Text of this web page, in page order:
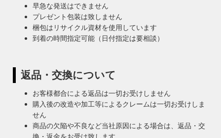
早急な発送はできません
プレゼント包装は致しません
梱包はリサイクル資材を使用しています
到着の時間指定可能（日付指定は要相談）
返品・交換について
お客様都合による返品は一切お受けしません
購入後の改造や加工等によるクレームは一切お受けしま
せん
商品の欠陥や不良など当社原因による場合は、返品・交